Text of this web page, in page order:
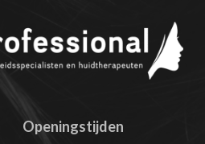
Openingstijden